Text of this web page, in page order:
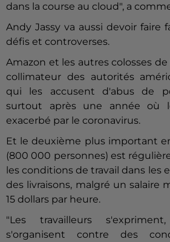
dans la course au cloud", a
Andy Jassy va aussi devoir faire
défis et controverses.
Amazon et les autres colosses
collimateur des autorités
qui les accusent d'abus de
surtout après une année où
exacerbé par le coronavirus.
Et le deuxième plus important
(800 000 personnes) est
les conditions de travail dans les
des livraisons, malgré un salaire
15 dollars par heure.
"Les travailleurs
s'organisent contre des